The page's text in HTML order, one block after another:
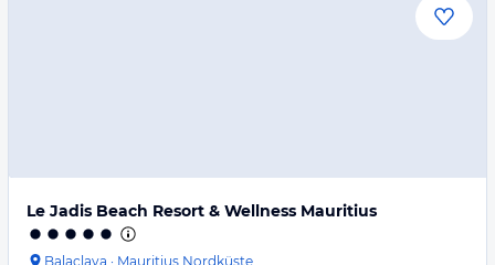
Le Jadis Beach Resort & Wellness Mauritius
Balaclava · Mauritius Nordküste